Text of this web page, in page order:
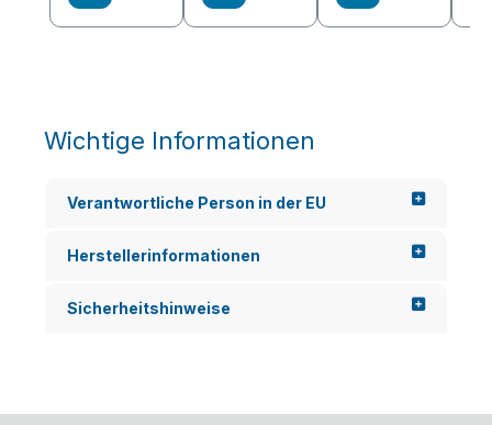
Wichtige Informationen
Verantwortliche Person in der EU
Herstellerinformationen
Sicherheitshinweise